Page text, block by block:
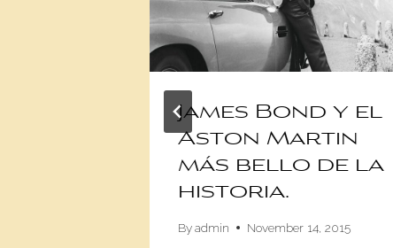
James Bond y el
Aston Martin
más bello de la
historia.
Byadmin November 14, 2015